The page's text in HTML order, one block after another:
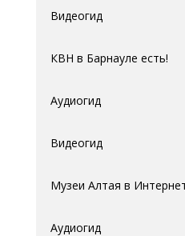
Видеогид
КВН в Барнауле есть!
Аудиогид
Видеогид
Музеи Алтая в
Аудиогид